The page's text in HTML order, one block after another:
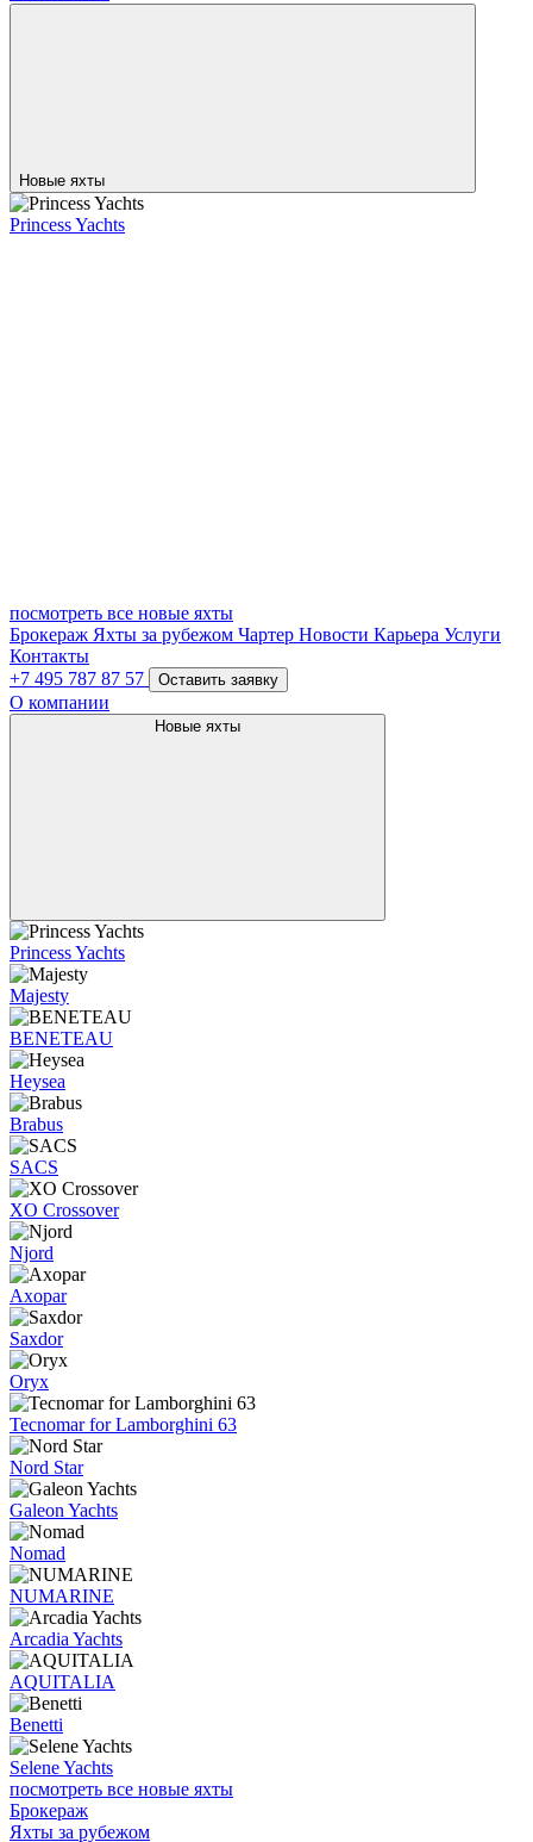
Новые яхты
Princess Yachts
посмотреть все новые яхты
Брокераж Яхты за рубежом Чартер Новости Карьера Услуги
Контакты
+7 495 787 87 57
Оставить заявку
О компании
Новые яхты
Princess Yachts
Majesty
BENETEAU
Heysea
Brabus
SACS
XO Crossover
Njord
Axopar
Saxdor
Oryx
Tecnomar for Lamborghini 63
Nord Star
Galeon Yachts
Nomad
NUMARINE
Arcadia Yachts
AQUITALIA
Benetti
Selene Yachts
посмотреть все новые яхты
Брокераж
Яхты за рубежом